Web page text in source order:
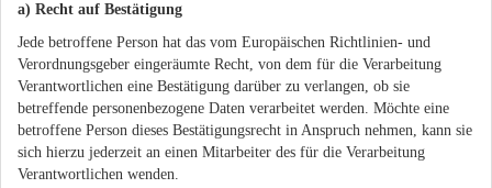
a) Recht auf Bestätigung
Jede betroffene Person hat das vom Europäischen Richtlinien- und
Verordnungsgeber eingeräumte Recht, von dem für die Verarbeitung
Verantwortlichen eine Bestätigung darüber zu verlangen, ob sie
betreffende personenbezogene Daten verarbeitet werden. Möchte eine
betroffene Person dieses Bestätigungsrecht in Anspruch nehmen, kann sie
sich hierzu jederzeit an einen Mitarbeiter des für die Verarbeitung
Verantwortlichen wenden.